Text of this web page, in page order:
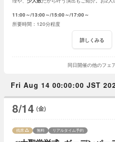
11:00～ 13:00～ 15:00～ 17:00～
120分程度
詳しくみる
同日開催の他のフェ
Fri Aug 14 00:00:00 JST
8/14 (金)
残席 無料 リアルタイム予約